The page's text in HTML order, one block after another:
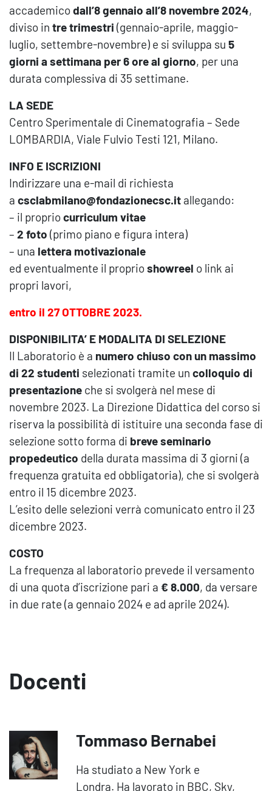
accademicodall’8 gennaio all’8 novembre 2024,
diviso in tre trimestri (gennaio-aprile, maggio-
luglio, settembre-novembre) e si sviluppa su 5
giorni a settimana per 6 ore al giorno, per una
durata complessiva di 35 settimane.
LA SEDE
Centro Sperimentale di Cinematografia – Sede
LOMBARDIA, Viale Fulvio Testi 121, Milano.
INFO E ISCRIZIONI
Indirizzare una e-mail di richiesta
a csclabmilano@fondazionecsc.it allegando:
– il propriocurriculum vitae
– 2 foto (primo piano e figura intera)
– una lettera motivazionale
ed eventualmente il proprioshowreel o link ai
propri lavori,
entro il 27 OTTOBRE 2023.
DISPONIBILITA’ E MODALITA DI SELEZIONE
Il Laboratorio è a numero chiuso con un massimo
di 22 studenti selezionati tramite un colloquio di
presentazione che si svolgerà nel mese di
novembre 2023. La Direzione Didattica del corso si
riserva la possibilità di istituire una seconda fase di
selezione sotto forma di breve seminario
propedeutico della durata massima di 3 giorni (a
frequenza gratuita ed obbligatoria), che si svolgerà
entro il 15 dicembre 2023.
L’esito delle selezioni verrà comunicato entro il 23
dicembre 2023.
COSTO
La frequenza al laboratorio prevede il versamento
di una quota d’iscrizione pari a € 8.000, da versare
in due rate (a gennaio 2024 e ad aprile 2024).
Docenti
Tommaso Bernabei
Ha studiato a New York e
Londra. Ha lavorato in BBC, Sky,